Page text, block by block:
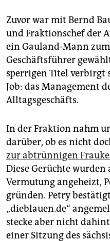
Zuvor war mit Bernd
und Fraktionschef der
ein Gauland-Mann
Geschäftsführer
sperrigen Titel verbirgt
Job: das Management
Alltagsgeschäfts.
In der Fraktion nahm
darüber, ob es nicht
zur abtrünnigen
Diese Gerüchte
Vermutung angeheizt,
gründen. Petry
„dieblauen.de“
stecke aber nicht
einer Sitzung des